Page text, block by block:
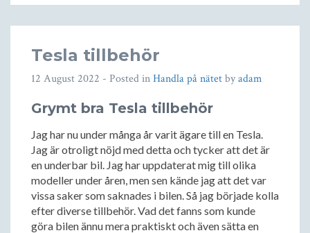
Tesla tillbehör
12 August 2022 - Posted inHandla på nätetbyadam
Grymt bra Tesla tillbehör
Jag har nu under många år varit ägare till en Tesla.
Jag är otroligt nöjd med detta och tycker att det är
en underbar bil. Jag har uppdaterat mig till olika
modeller under åren, men sen kände jag att det var
vissa saker som saknades i bilen. Så jag började kolla
efter diverse tillbehör. Vad det fanns som kunde
göra bilen ännu mera praktiskt och även sätta en